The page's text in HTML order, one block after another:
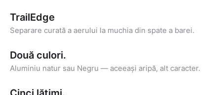
TrailEdge
Separare curată a aerului la muchia din spate a barei.
Două culori.
Aluminiu natur sau Negru — aceeași aripă, alt caracter.